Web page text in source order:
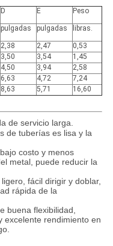
D E Peso
pulgadas pulgadas libras.
2,38 2,47
0,53
3,50 3,54
1,45
4,50 3,94
2,58
6,63 4,72
7,24
8,63 5,71 16,60
de servicio larga.
de tuberías es lisa y la
costo y menos
metal, puede reducir la
fácil dirigir y doblar,
rápida de la
buena flexibilidad,
excelente rendimiento en